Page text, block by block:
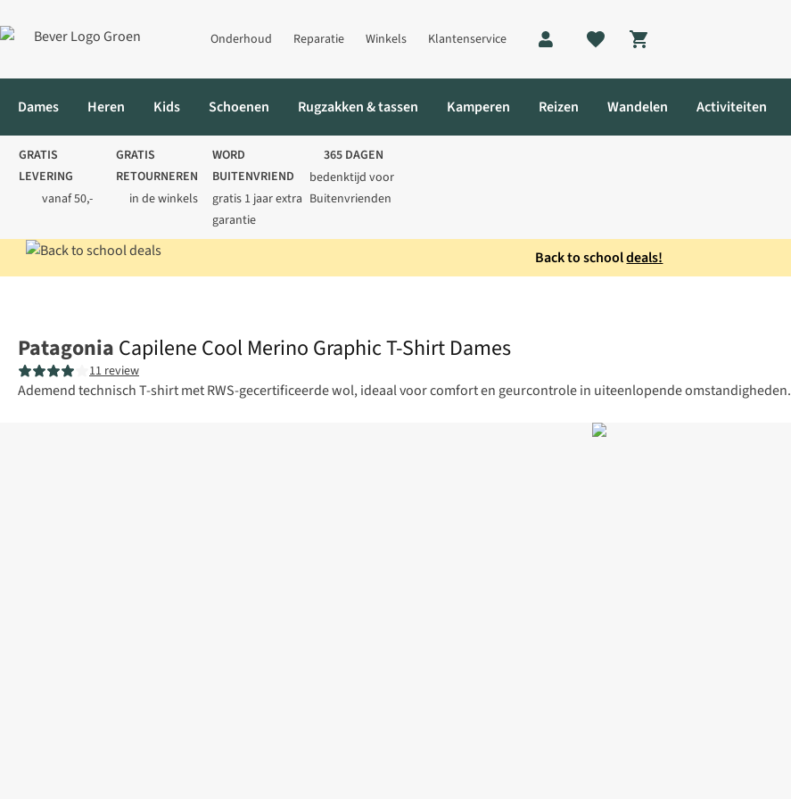
Onderhoud Reparatie Winkels Klantenservice
Shopping cart
Dames Heren Kids Schoenen Rugzakken & tassen Kamperen Reizen Wandelen Activiteiten
GRATIS
LEVERING
vanaf 50,-
GRATIS
RETOURNEREN
in de winkels
WORD
BUITENVRIEND
gratis 1 jaar extra
garantie
365 DAGEN
bedenktijd voor
Buitenvrienden
Back to schooldeals!
Patagonia Capilene Cool Merino Graphic T-Shirt Dames
11 review
Ademend technisch T-shirt met RWS-gecertificeerde wol, ideaal voor comfort en geurcontrole in uiteenlopende omstandigheden.